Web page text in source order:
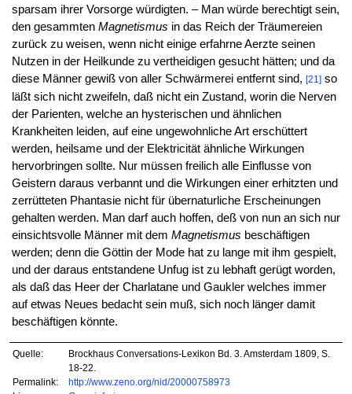
sparsam ihrer Vorsorge würdigten. – Man würde berechtigt sein,
den gesammten Magnetismus in das Reich der Träumereien
zurück zu weisen, wenn nicht einige erfahrne Aerzte seinen
Nutzen in der Heilkunde zu vertheidigen gesucht hätten; und da
diese Männer gewiß von aller Schwärmerei entfernt sind, [21]so
läßt sich nicht zweifeln, daß nicht ein Zustand, worin die Nerven
der Parienten, welche an hysterischen und ähnlichen
Krankheiten leiden, auf eine ungewohnliche Art erschüttert
werden, heilsame und der Elektricität ähnliche Wirkungen
hervorbringen sollte. Nur müssen freilich alle Einflusse von
Geistern daraus verbannt und die Wirkungen einer erhitzten und
zerrütteten Phantasie nicht für übernaturliche Erscheinungen
gehalten werden. Man darf auch hoffen, deß von nun an sich nur
einsichtsvolle Männer mit dem Magnetismus beschäftigen
werden; denn die Göttin der Mode hat zu lange mit ihm gespielt,
und der daraus entstandene Unfug ist zu lebhaft gerügt worden,
als daß das Heer der Charlatane und Gaukler welches immer
auf etwas Neues bedacht sein muß, sich noch länger damit
beschäftigen könnte.
Quelle:
Brockhaus Conversations-Lexikon Bd. 3. Amsterdam 1809, S.
18-22.
Permalink:
http://www.zeno.org/nid/20000758973